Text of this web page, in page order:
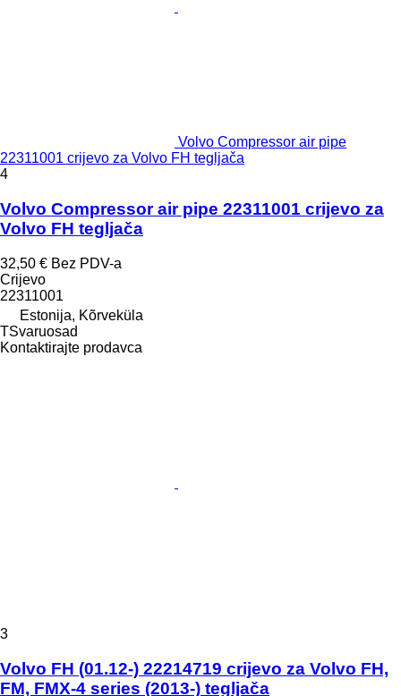
Volvo Compressor air pipe
22311001 crijevo za Volvo FH tegljača
4
Volvo Compressor air pipe 22311001 crijevo za
Volvo FH tegljača
32,50 € Bez PDV-a
Crijevo
22311001
Estonija, Kõrveküla
TSvaruosad
Kontaktirajte prodavca
3
Volvo FH (01.12-) 22214719 crijevo za Volvo FH,
FM, FMX-4 series (2013-) tegljača